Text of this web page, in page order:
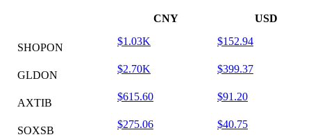
CNY USD
SHOPON
$1.03K $152.94
GLDON
$2.70K $399.37
AXTIB
$615.60 $91.20
SOXSB
$275.06 $40.75